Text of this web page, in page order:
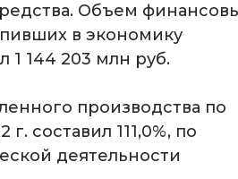
Объем
в экономику
1 144 203 млн руб.
производства по
составил 111,0%, по
деятельности